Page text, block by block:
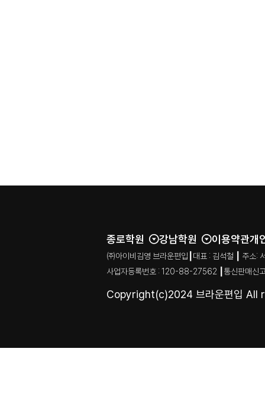
종로학원 강남학원 이용약관개
㈜아이비김영 브라운편입┃대표 : 김석철 ┃ 주
사업자등록번호 : 120-88-27562 ┃통신판매신
Copyright(c)2024 브라운편입